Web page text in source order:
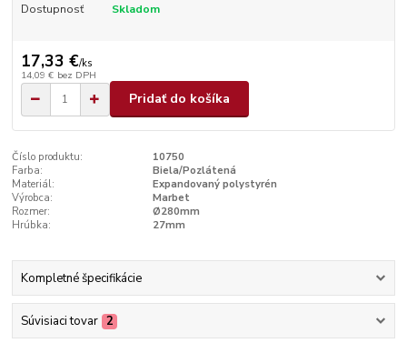
Dostupnosť Skladom
17,33 €/ks
14,09 € bez DPH
Pridať do košíka
Číslo produktu:
10750
Farba:
Biela/Pozlátená
Materiál:
Expandovaný polystyrén
Výrobca:
Marbet
Rozmer:
Ø280mm
Hrúbka:
27mm
Kompletné špecifikácie
Súvisiaci tovar 2